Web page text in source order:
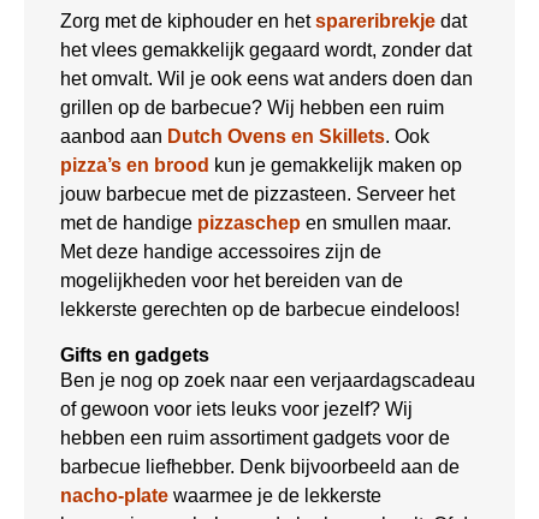
Zorg met de kiphouder en hetspareribrekje dat
het vlees gemakkelijk gegaard wordt, zonder dat
het omvalt. Wil je ook eens wat anders doen dan
grillen op de barbecue? Wij hebben een ruim
aanbod aan Dutch Ovens en Skillets. Ook
pizza’s en brood kun je gemakkelijk maken op
jouw barbecue met de pizzasteen. Serveer het
met de handige pizzaschep en smullen maar.
Met deze handige accessoires zijn de
mogelijkheden voor het bereiden van de
lekkerste gerechten op de barbecue eindeloos!
Gifts en gadgets
Ben je nog op zoek naar een verjaardagscadeau
of gewoon voor iets leuks voor jezelf? Wij
hebben een ruim assortiment gadgets voor de
barbecue liefhebber. Denk bijvoorbeeld aan de
nacho-plate waarmee je de lekkerste